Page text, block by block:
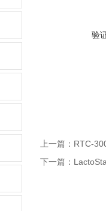
验
上一篇： RTC-
下一篇：